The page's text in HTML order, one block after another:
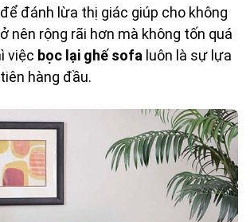
đánh lừa thị giác giúp cho không
nên rộng rãi hơn mà không tốn quá
việc bọc lại ghế sofa luôn là sự lựa
hàng đầu.